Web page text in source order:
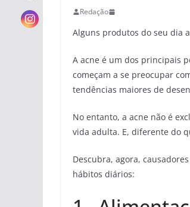
Redação
Alguns produtos do seu dia
A acne é um dos principais
começam a se preocupar
tendências maiores de
No entanto, a acne não é
vida adulta. E, diferente do
Descubra, agora,
hábitos diários: